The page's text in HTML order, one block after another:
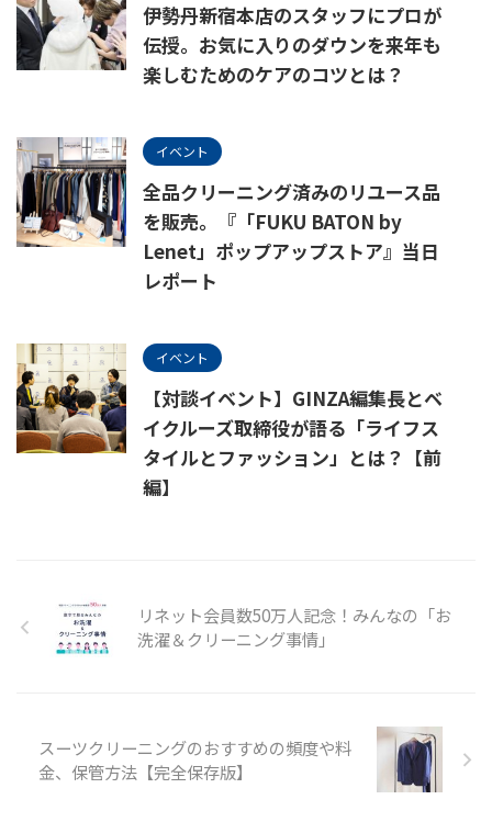
伊勢丹新宿本店のスタッフにプロが
伝授。お気に入りのダウンを来年も
楽しむためのケアのコツとは？
イベント
全品クリーニング済みのリユース品
を販売。『「FUKU BATON by
Lenet」ポップアップストア』当日
レポート
イベント
【対談イベント】GINZA編集長とベ
イクルーズ取締役が語る「ライフス
タイルとファッション」とは？【前
編】
リネット会員数50万人記念！みんなの「お
洗濯＆クリーニング事情」
スーツクリーニングのおすすめの頻度や料
金、保管方法【完全保存版】